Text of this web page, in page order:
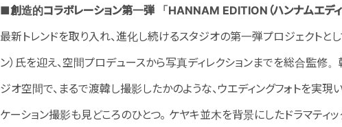
■創造的コラボレーション第一弾 「HANNAM EDITION（ハンナムエディ
最新トレンドを取り入れ、進化し続けるスタジオの第一弾プロジェクトと
ン）氏を迎え、空間プロデュースから写真ディレクションまでを総合監修
ジオ空間で、まるで渡韓し撮影したかのような、ウエディングフォトを実
ケーション撮影も見どころのひとつ。 ケヤキ並木を背景にしたドラマテ